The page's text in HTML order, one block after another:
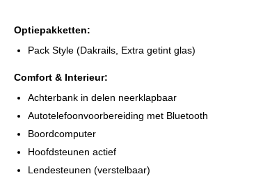
u daarbij met alle plezier.
Optiepakketten:
Pack Style (Dakrails, Extra getint glas)
Comfort & Interieur:
Achterbank in delen neerklapbaar
Autotelefoonvoorbereiding met Bluetooth
Boordcomputer
Hoofdsteunen actief
Lendesteunen (verstelbaar)